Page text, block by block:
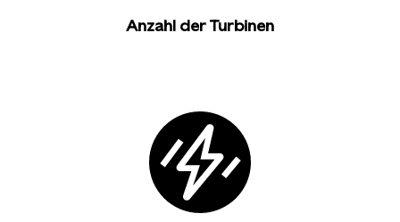
Anzahl der Turbinen